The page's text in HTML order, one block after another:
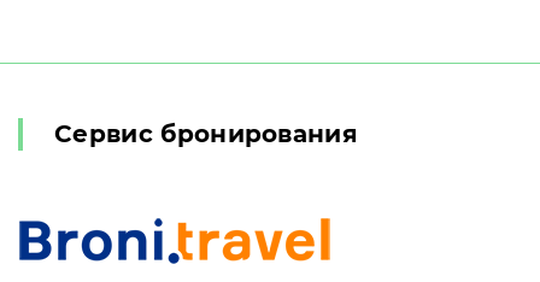
Сервис бронирования